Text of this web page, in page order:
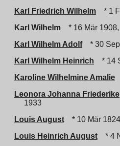
Karl Friedrich Wilhelm
* 1
Karl Wilhelm
* 16 Mär
Karl Wilhelm Adolf
* 30
Karl Wilhelm Heinrich
* 14
Karoline Wilhelmine Amalie
Leonora Johanna Friederike
1933
Louis August
* 10 Mär
Louis Heinrich August
* 4